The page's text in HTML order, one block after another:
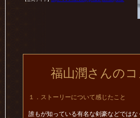
福山潤さんのコ
１．ストーリーについて感じたこと
誰もが知っている有名な剣豪などでは